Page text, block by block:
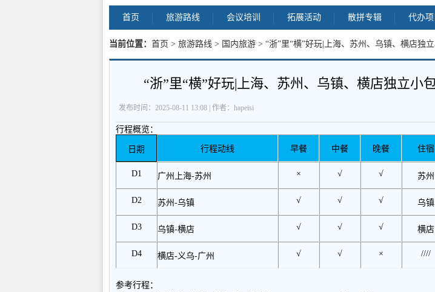
首页 旅游路线 会议培训 拓展活动 散拼专辑 代办项
当前位置： 首页 > 旅游路线 > 国内旅游 > “浙”里“横”好玩|上海、苏州、乌镇、横店独
“浙”里“横”好玩|上海、苏州、乌镇、横店独立小
发布时间：2025-08-11 13:08 | 作者：hapeisi
行程概览：
日期 行程动线 早餐 中餐 晚餐 住宿
D1 广州上海-苏州 × √ √ 苏州
D2 苏州 -乌镇 √ √ √ 乌镇
D3 乌镇-横店 √ √ √ 横店
D4 横店-义乌-广州 √ √ × ////
参考行程：